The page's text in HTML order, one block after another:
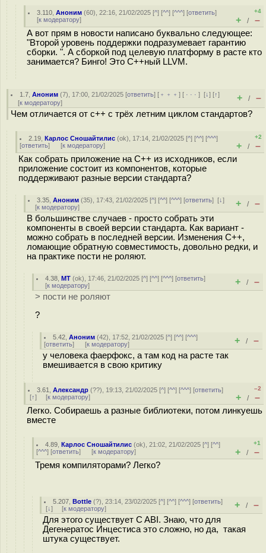
3.110 ,Аноним (60), 22:16, 21/02/2025 [^] [^^] [^^^] [ответить]
[к модератору]
+4
+ / –
А вот прям в новости написано буквально следующее:
"Второй уровень поддержки подразумевает гарантию
сборки. ". А сборкой под целевую платформу в расте кто
занимается? Бинго! Это C++ный LLVM.
1.7 ,Аноним (7), 17:00, 21/02/2025 [ответить] [ ﹢﹢﹢] [ · · ·][↓] [↑]
[к модератору] + / –
Чем отличается от c++ с трёх летним циклом стандартов?
2.19 ,Карлос Сношайтилис (ok), 17:14, 21/02/2025 [^] [^^] [^^^]
[ответить] [к модератору]
+2
+ / –
Как собрать приложение на C++ из исходников, если
приложение состоит из компонентов, которые
поддерживают разные версии стандарта?
3.35 ,Аноним (35), 17:43, 21/02/2025 [^] [^^] [^^^] [ответить][↓]
[к модератору] + / –
В большинстве случаев - просто собрать эти
компоненты в своей версии стандарта. Как вариант -
можно собрать в последней версии. Изменения C++,
ломающие обратную совместимость, довольно редки, и
на практике пости не роляют.
4.38 ,MT (ok), 17:46, 21/02/2025 [^] [^^] [^^^] [ответить]
[к модератору] + / –
> пости не роляют
?
5.42 ,Аноним (42), 17:52, 21/02/2025 [^] [^^] [^^^]
[ответить] [к модератору] + / –
у человека фаерфокс, а там код на расте так
вмешивается в свою критику
3.61 ,Александр (??), 19:13, 21/02/2025 [^] [^^] [^^^] [ответить]
[↑] [к модератору]
–2
+ / –
Легко. Собираешь а разные библиотеки, потом линкуешь
вместе
4.89 ,Карлос Сношайтилис (ok), 21:02, 21/02/2025 [^] [^^]
[^^^] [ответить] [к модератору]
+1
+ / –
Тремя компиляторами? Легко?
5.207 ,Bottle (?), 23:14, 23/02/2025 [^] [^^] [^^^] [ответить]
[↓] [к модератору] + / –
Для этого существует C ABI. Знаю, что для
Дегенератос Инцестиса это сложно, но да, такая
штука существует.